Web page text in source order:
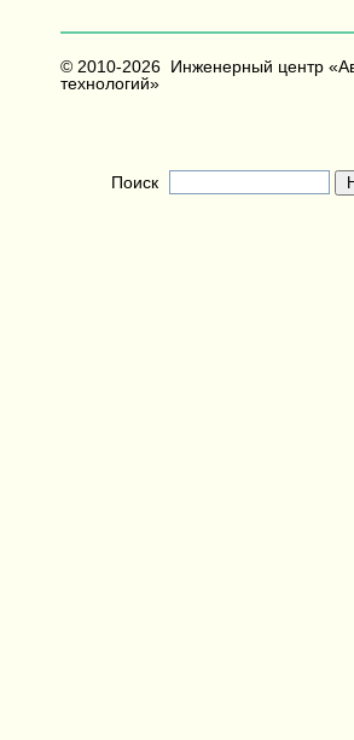
© 2010-2026 Инженерный центр
технологий»
Поиск